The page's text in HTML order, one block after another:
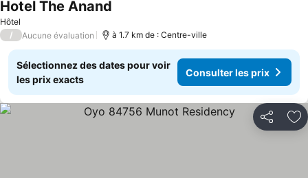
Hôtel
Hotel The Anand
/ Aucune évaluation à 1.7 km de : Centre-ville
Sélectionnez des dates pour voir
les prix exacts
Consulter les prix
Partager